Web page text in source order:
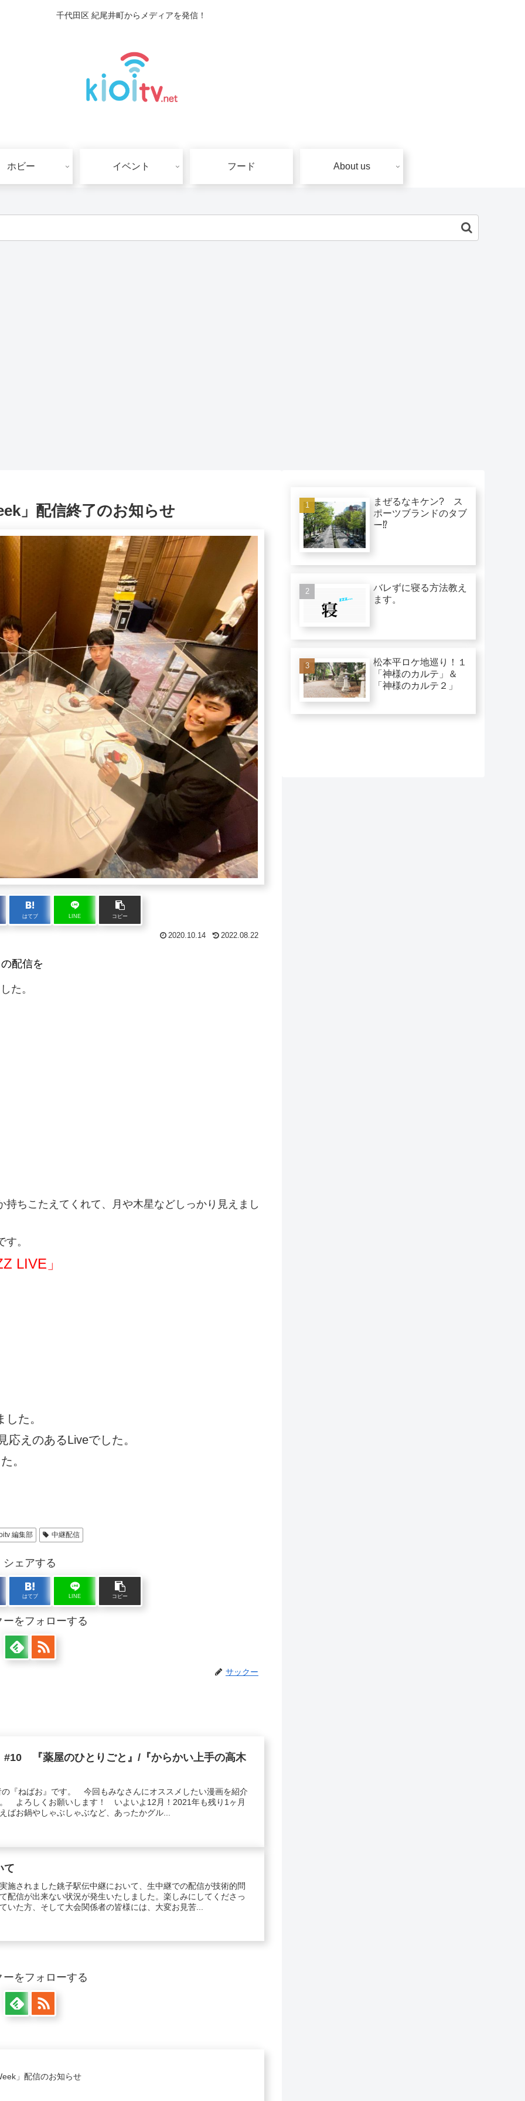
千代田区 紀尾井町からメディアを発信！
ホビー イベント フード About us
」配信終了のお知らせ
はてブ LINE コピー
2020.10.14 2022.08.22
の配信を
た。
ちこたえてくれて、月や木星などしっかり見えまし
。
LIVE」
た。
えのあるLiveでした。
。
編集部 中継配信
シェアする
はてブ LINE コピー
ーをフォローする
サックー
『薬屋のひとりごと』/『からかい上手の高木
『ねばお』です。 今回もみなさんにオススメしたい漫画を紹介
よろしくお願いします！ いよいよ12月！2021年も残り1ヶ月
ばお鍋やしゃぶしゃぶなど、あったかグル...
て
施されました銚子駅伝中継において、生中継での配信が技術的問
配信が出来ない状況が発生いたしました。楽しみにしてくださっ
いた方、そして大会関係者の皆様には、大変お見苦...
ーをフォローする
」配信のお知らせ
まぜるなキケン? ス
ポーツブランドのタブ
ー⁉︎
バレずに寝る方法教え
ます。
松本平ロケ地巡り！１
「神様のカルテ」＆
「神様のカルテ２」